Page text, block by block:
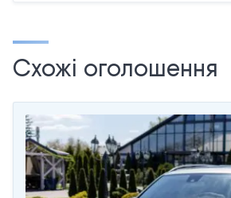
Схожі оголошення